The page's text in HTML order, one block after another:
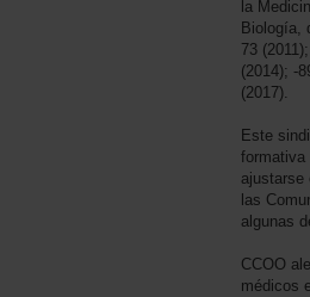
la
Biología,
73
(2014); -
(2017).
Este
formativa
ajustarse
las
algunas
CCOO
médicos